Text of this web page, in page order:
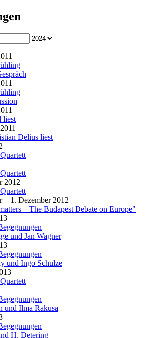
liest
Delius liest
2012
– 1. Dezember 2012
– The Budapest Debate on Europe"
und Jan Wagner
und Ingo Schulze
und Ilma Rakusa
H. Detering